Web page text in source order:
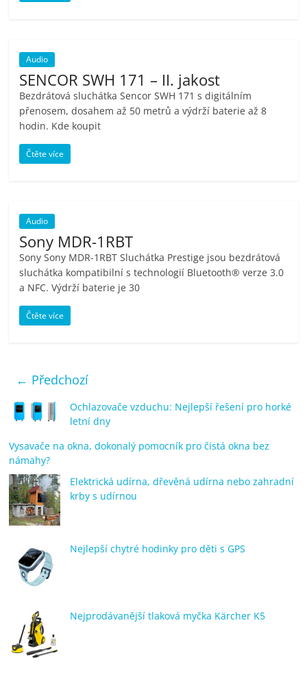
Audio
SENCOR SWH 171 – II. jakost
Bezdrátová sluchátka Sencor SWH 171 s digitálním
přenosem, dosahem až 50 metrů a výdrží baterie až 8
hodin. Kde koupit
Čtěte více
Audio
Sony MDR-1RBT
Sony Sony MDR-1RBT Sluchátka Prestige jsou bezdrátová
sluchátka kompatibilní s technologií Bluetooth® verze 3.0
a NFC. Výdrží baterie je 30
Čtěte více
← Předchozí
Ochlazovače vzduchu: Nejlepší řešení pro horké
letní dny
Vysavače na okna, dokonalý pomocník pro čistá okna bez
námahy?
Elektrická udírna, dřevěná udírna nebo zahradní
krby s udírnou
Nejlepší chytré hodinky pro děti s GPS
Nejprodávanější tlaková myčka Kärcher K5